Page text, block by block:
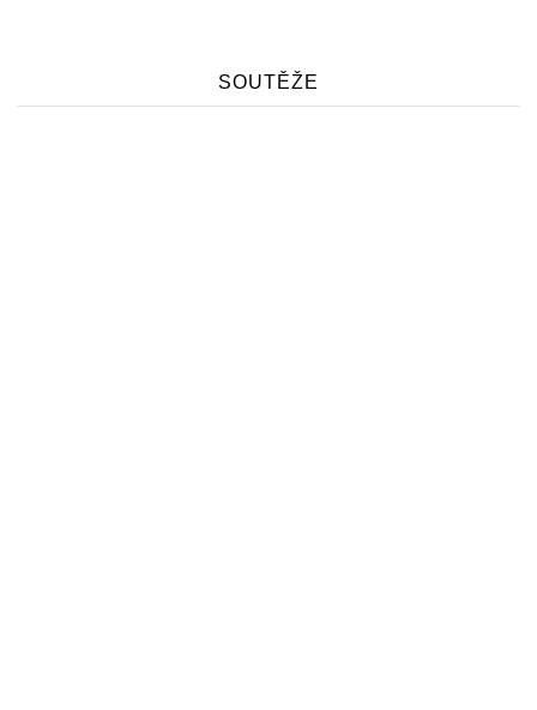
SOUTĚŽE